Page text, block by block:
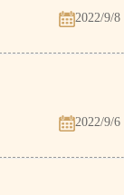
2022/9/8
2022/9/6